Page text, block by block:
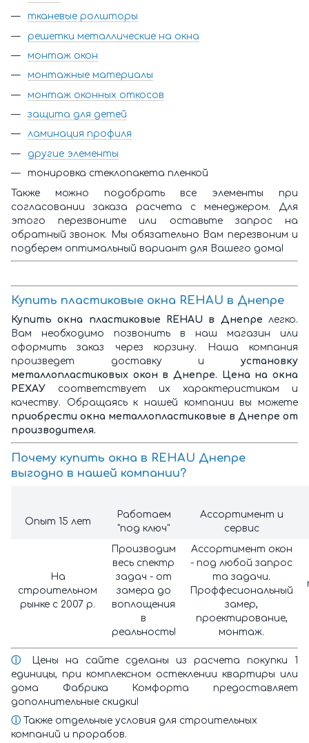
тканевые ролшторы
решетки металлические на окна
монтаж окон
монтажные материалы
монтаж оконных откосов
защита для детей
ламинация профиля
другие элементы
тонировка стеклопакета пленкой
Также можно подобрать все элементы при
согласовании заказа расчета с менеджером. Для
этого перезвоните или оставьте запрос на
обратный звонок. Мы обязательно Вам перезвоним и
подберем оптимальный вариант для Вашего дома!
Купить пластиковые окна REHAU в Днепре
Купить окна пластиковые REHAU в Днепре легко.
Вам необходимо позвонить в наш магазин или
оформить заказ через корзину.
Наша компания
произведет доставку и установку
металлопластиковых окон в Днепре. Цена на окна
РЕХАУ соответствует их характеристикам и
качеству. Обращаясь к нашей компании вы можете
приобрести окна металлопластиковые в Днепре от
производителя.
Почему купить окна в REHAU Днепре
выгодно в нашей компании?
Опыт 15 лет
Работаем
"под ключ"
Ассортимент и
сервис
На
строительном
рынке с 2007 р.
Производим
весь спектр
задач - от
замера до
воплощения
в
реальность!
Ассортимент окон
- под любой запрос
та задачи.
Проффесиональный
замер,
проектирование,
монтаж.
ⓘ
Цены на сайте сделаны из расчета покупки 1
единицы, при комплексном остеклении квартиры или
дома Фабрика Комфорта предоставляет
дополнительные скидки!
ⓘ Также отдельные условия для строительных
компаний и прорабов.